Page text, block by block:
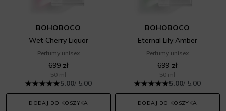
BOHOBOCO
Wet Cherry Liquor
Perfumy unisex
699 zł
50 ml
5.00/ 5.00
DODAJ DO KOSZYKA
BOHOBOCO
Eternal Lily Amber
Perfumy unisex
699 zł
50 ml
5.00/ 5.00
DODAJ DO KOSZYKA